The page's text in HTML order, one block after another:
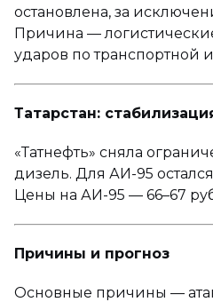
остановлена, за
Причина —
ударов по транспортной
Татарстан:
«Татнефть» сняла
дизель. Для АИ-95
Цены на АИ-95 — 66–67
Причины и прогноз
Основные причины —